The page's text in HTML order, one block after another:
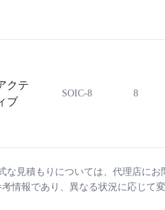
クテ
ブ
SOIC-8 8
な見積もりについては、代理店にお
情報であり、異なる状況に応じて